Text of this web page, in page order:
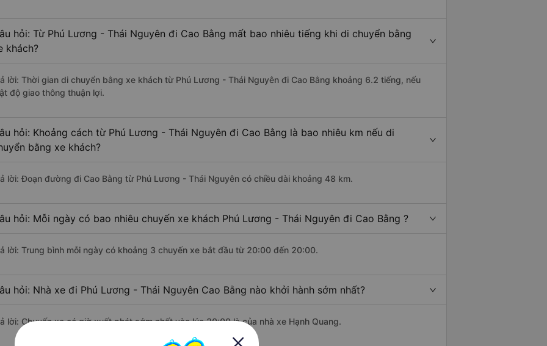
hỏi: Từ Phú Lương - Thái Nguyên đi Cao Bằng mất bao nhiêu tiếng khi di chuyển bằng
khách?
lời: Thời gian di chuyển bằng xe khách từ Phú Lương - Thái Nguyên đi Cao Bằng khoảng 6.2 tiếng, nếu
độ giao thông thuận lợi.
hỏi: Khoảng cách từ Phú Lương - Thái Nguyên đi Cao Bằng là bao nhiêu km nếu di
bằng xe khách?
lời: Đoạn đường đi Cao Bằng từ Phú Lương - Thái Nguyên có chiều dài khoảng 48 km.
hỏi: Mỗi ngày có bao nhiêu chuyến xe khách Phú Lương - Thái Nguyên đi Cao Bằng ?
lời: Trung bình mỗi ngày có khoảng 3 chuyến xe bắt đầu từ 20:00 đến 20:00.
hỏi: Nhà xe đi Phú Lương - Thái Nguyên Cao Bằng nào khởi hành sớm nhất?
lời: Chuyến xe có giờ xuất phát sớm nhất vào lúc 20:00 là của nhà xe Hạnh Quang.